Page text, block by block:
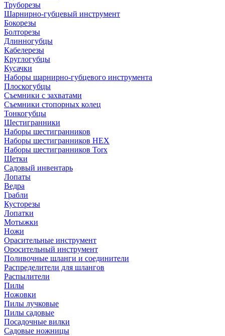
Труборезы
Шарнирно-губцевый инструмент
Бокорезы
Болторезы
Длинногубцы
Кабелерезы
Круглогубцы
Кусачки
Наборы шарнирно-губцевого инструмента
Плоскогубцы
Съемники с захватами
Съемники стопорных колец
Тонкогубцы
Шестигранники
Наборы шестигранников
Наборы шестигранников HEX
Наборы шестигранников Torx
Щетки
Садовый инвентарь
Лопаты
Ведра
Грабли
Кусторезы
Лопатки
Мотыжки
Ножи
Орасительные инструмент
Оросительный инструмент
Поливочные шланги и соединители
Распределители для шлангов
Распылители
Пилы
Ножовки
Пилы лучковые
Пилы садовые
Посадочные вилки
Садовые ножницы